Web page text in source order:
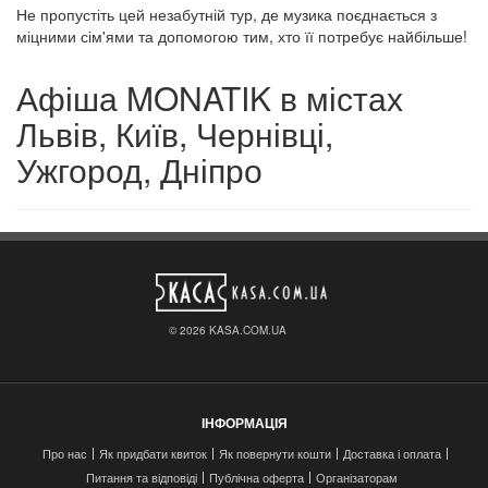
Не пропустіть цей незабутній тур, де музика поєднається з
міцними сім'ями та допомогою тим, хто її потребує найбільше!
Афіша MONATIK в містах
Львів, Київ, Чернівці,
Ужгород, Дніпро
© 2026 KASA.COM.UA
ІНФОРМАЦІЯ
Про нас Як придбати квиток Як повернути кошти
Доставка і оплата
Питання та відповіді
Публічна оферта Організаторам